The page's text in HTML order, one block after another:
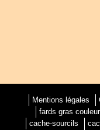
Mentions légales
fards gras couleur
cache-sourcils